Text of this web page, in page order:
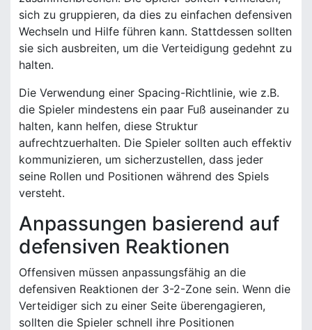
sich zu gruppieren, da dies zu einfachen defensiven
Wechseln und Hilfe führen kann. Stattdessen sollten
sie sich ausbreiten, um die Verteidigung gedehnt zu
halten.
Die Verwendung einer Spacing-Richtlinie, wie z.B.
die Spieler mindestens ein paar Fuß auseinander zu
halten, kann helfen, diese Struktur
aufrechtzuerhalten. Die Spieler sollten auch effektiv
kommunizieren, um sicherzustellen, dass jeder
seine Rollen und Positionen während des Spiels
versteht.
Anpassungen basierend auf
defensiven Reaktionen
Offensiven müssen anpassungsfähig an die
defensiven Reaktionen der 3-2-Zone sein. Wenn die
Verteidiger sich zu einer Seite überengagieren,
sollten die Spieler schnell ihre Positionen